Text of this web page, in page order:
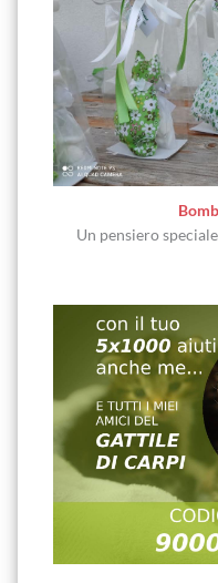
Un pensiero